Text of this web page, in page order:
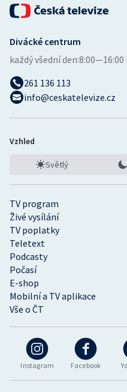
Ostatní
Instagram Facebook
TV program
Živé vysílání
TV poplatky
Teletext
Podcasty
Počasí
E-shop
Mobilní a TV aplikace
Vše o ČT
Divácké centrum
každý všední den:8:00—16:00
261 136 113
info@ceskatelevize.cz
Vzhled
Světlý